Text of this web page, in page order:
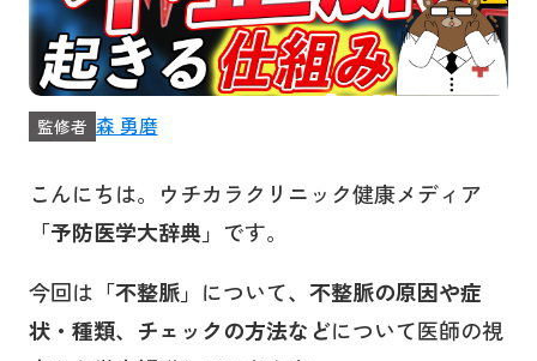
監修者 森 勇磨
こんにちは。ウチカラクリニック健康メディア
「予防医学大辞典」 です。
今回は 「不整脈」 について、不整脈の原因や症
状・種類、チェックの方法などについて医師の視